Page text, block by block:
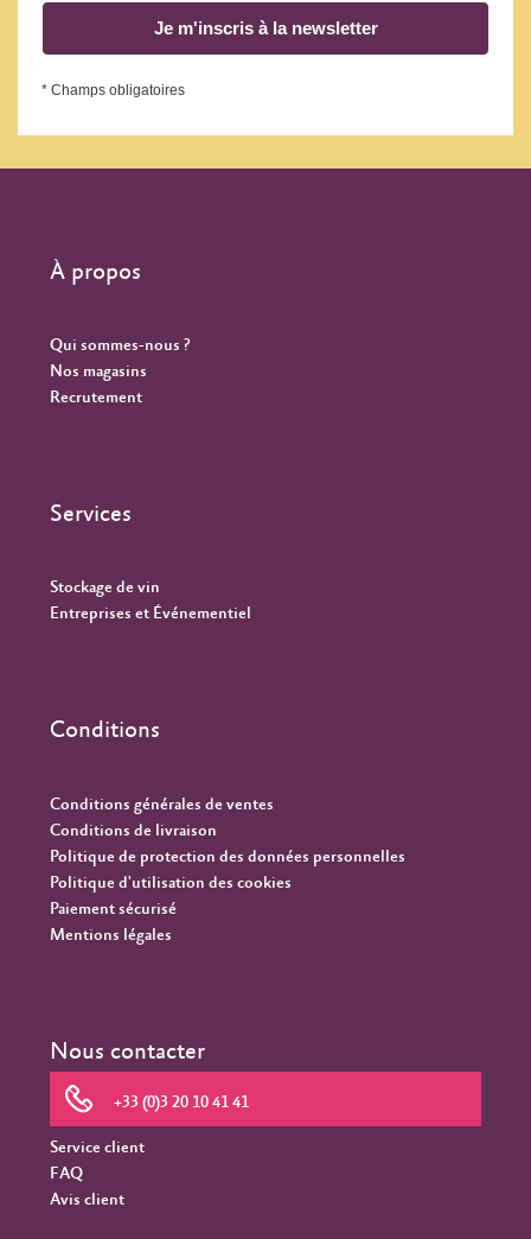
Je m'inscris à la newsletter
* Champs obligatoires
À propos
Qui sommes-nous ?
Nos magasins
Recrutement
Services
Stockage de vin
Entreprises et Événementiel
Conditions
Conditions générales de ventes
Conditions de livraison
Politique de protection des données personnelles
Politique d'utilisation des cookies
Paiement sécurisé
Mentions légales
Nous contacter
+33 (0)3 20 10 41 41
Service client
FAQ
Avis client